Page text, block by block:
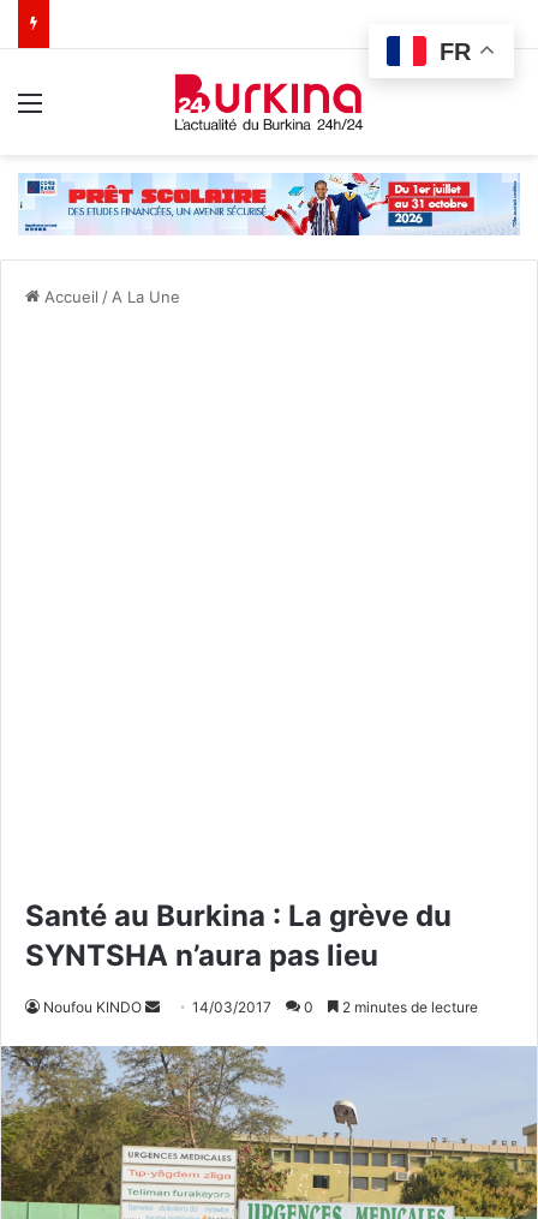
Accueil / A La Une
Santé au Burkina : La grève du
SYNTSHA n’aura pas lieu
Noufou KINDO
v
o
y
e
r
u
14/03/2017 0 2 minutes de lecture
FR